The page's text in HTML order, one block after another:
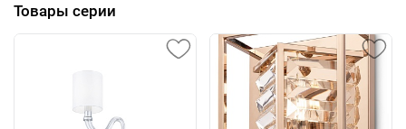
Товары серии